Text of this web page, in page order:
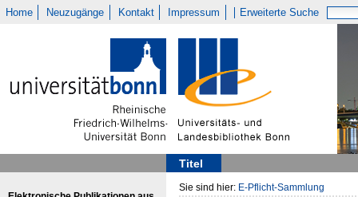
Home Neuzugänge Kontakt Impressum Erweiterte Suche
Titel
Sie sind hier: E-Pflicht-Sammlung